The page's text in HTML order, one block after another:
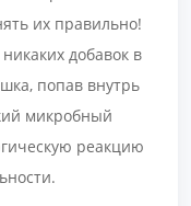
их правильно!
добавок в
попав внутрь
микробный
реакцию